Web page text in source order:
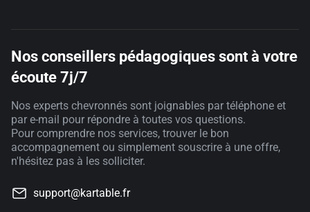
Nos conseillers pédagogiques sont à votre
écoute 7j/7
Nos experts chevronnés sont joignables par téléphone et
par e-mail pour répondre à toutes vos questions.
Pour comprendre nos services, trouver le bon
accompagnement ou simplement souscrire à une offre,
n'hésitez pas à les solliciter.
support@kartable.fr